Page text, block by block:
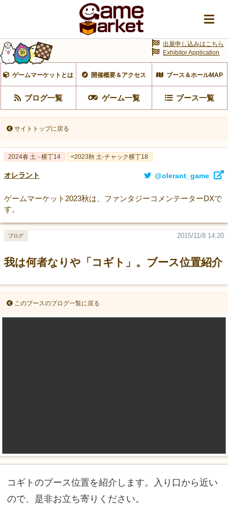
ゲームマーケットとは 開催概要＆アクセス ブース＆ホールMAP
ブログ一覧 ゲーム一覧 ブース一覧
出展申し込みはこちら
Exhibitor Application
サイトトップに戻る
2024春 土 - 横丁14 <2023秋 土-チャック横丁18
オレラント @olerant_game
ゲームマーケット2023秋は、ファンタジーコメンテーターDXで
す。
我は何者なりや「コギト」。ブース位置紹介
2015/11/8 14:20
ブログ
このブースのブログ一覧に戻る
コギトのブース位置を紹介します。入り口から近い
ので、是非お立ち寄りください。